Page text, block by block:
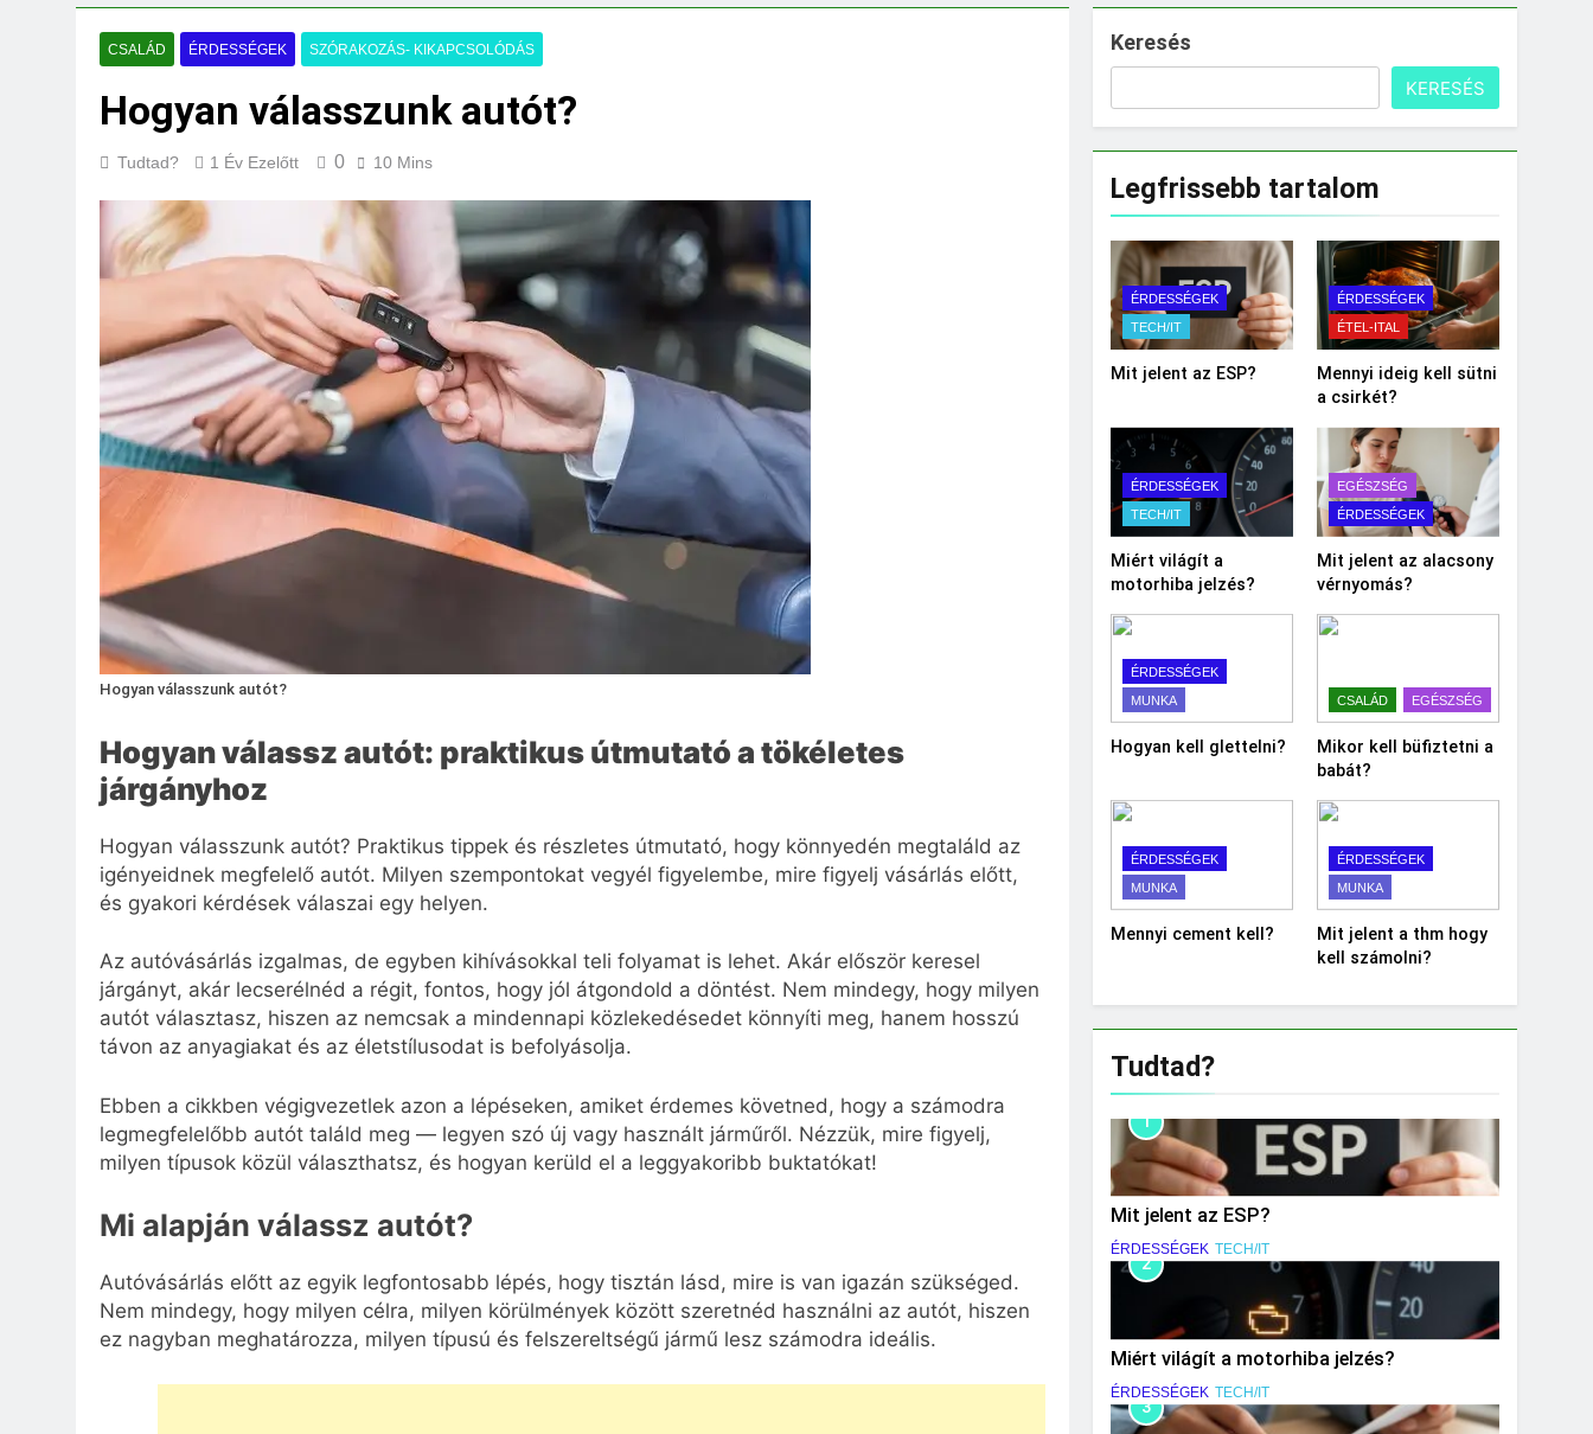
Miért fáj a váll?
3 Nap Ezelőtt
CSALÁD ÉRDESSÉGEK SZÓRAKOZÁS- KIKAPCSOLÓDÁS
Hogyan válasszunk autót?
Tudtad? 1 Év Ezelőtt 0 10 Mins
Hogyan válasszunk autót?
Hogyan válassz autót: praktikus útmutató a tökéletes
járgányhoz
Hogyan válasszunk autót? Praktikus tippek és részletes útmutató, hogy könnyedén megtaláld az
igényeidnek megfelelő autót. Milyen szempontokat vegyél figyelembe, mire figyelj vásárlás előtt,
és gyakori kérdések válaszai egy helyen.
Az autóvásárlás izgalmas, de egyben kihívásokkal teli folyamat is lehet. Akár először keresel
járgányt, akár lecserélnéd a régit, fontos, hogy jól átgondold a döntést. Nem mindegy, hogy milyen
autót választasz, hiszen az nemcsak a mindennapi közlekedésedet könnyíti meg, hanem hosszú
távon az anyagiakat és az életstílusodat is befolyásolja.
Ebben a cikkben végigvezetlek azon a lépéseken, amiket érdemes követned, hogy a számodra
legmegfelelőbb autót találd meg — legyen szó új vagy használt járműről. Nézzük, mire figyelj,
milyen típusok közül választhatsz, és hogyan kerüld el a leggyakoribb buktatókat!
Mi alapján válassz autót?
Autóvásárlás előtt az egyik legfontosabb lépés, hogy tisztán lásd, mire is van igazán szükséged.
Nem mindegy, hogy milyen célra, milyen körülmények között szeretnéd használni az autót, hiszen
ez nagyban meghatározza, milyen típusú és felszereltségű jármű lesz számodra ideális.
Keresés
KERESÉS
Legfrissebb tartalom
ÉRDESSÉGEK
TECH/IT
Mit jelent az ESP?
ÉRDESSÉGEK
ÉTEL-ITAL
Mennyi ideig kell sütni
a csirkét?
ÉRDESSÉGEK
TECH/IT
Miért világít a
motorhiba jelzés?
EGÉSZSÉG
ÉRDESSÉGEK
Mit jelent az alacsony
vérnyomás?
ÉRDESSÉGEK
MUNKA
Hogyan kell glettelni?
CSALÁD EGÉSZSÉG
Mikor kell büfiztetni a
babát?
ÉRDESSÉGEK
MUNKA
Mennyi cement kell?
ÉRDESSÉGEK
MUNKA
Mit jelent a thm hogy
kell számolni?
Tudtad?
1
Mit jelent az ESP?
ÉRDESSÉGEK TECH/IT
2
Miért világít a motorhiba jelzés?
ÉRDESSÉGEK TECH/IT
3